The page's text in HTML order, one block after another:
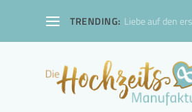
TRENDING: Liebe auf den